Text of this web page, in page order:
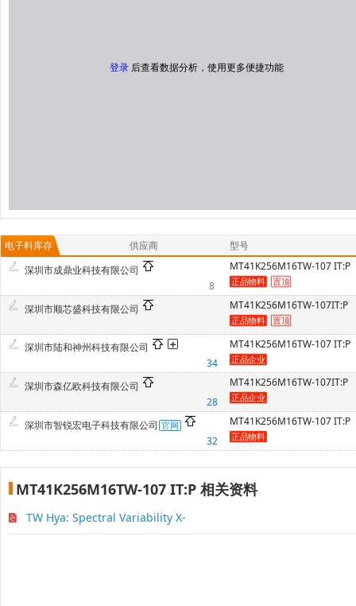
登录 后查看数据分析，使用更多便捷功能
电子料库存 供应商
型号
深圳市成鼎业科技有限公司
8
MT41K256M16TW-107 IT:P
深圳市顺芯盛科技有限公司 MT41K256M16TW-107IT:P
深圳市陆和神州科技有限公司
34
MT41K256M16TW-107 IT:P
深圳市森亿欧科技有限公司
28
MT41K256M16TW-107IT:P
深圳市智锐宏电子科技有限公司
32
MT41K256M16TW-107 IT:P
MT41K256M16TW-107 IT:P 相关资料
TW Hya: Spectral Variability X-